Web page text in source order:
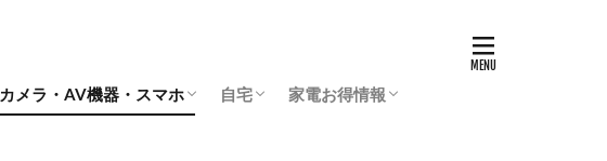
カメラ・AV機器・スマホ 自宅 家電お得情報